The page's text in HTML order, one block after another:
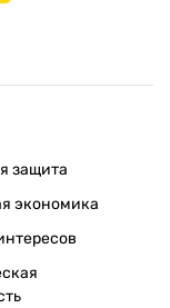
защита
экономика